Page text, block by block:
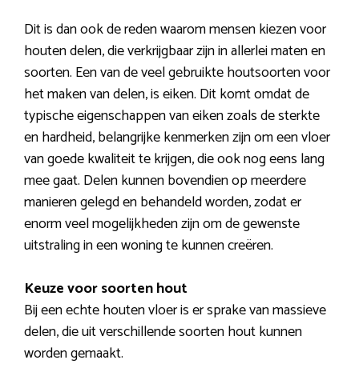
Dit is dan ook de reden waarom mensen kiezen voor
houten delen, die verkrijgbaar zijn in allerlei maten en
soorten. Een van de veel gebruikte houtsoorten voor
het maken van delen, is eiken. Dit komt omdat de
typische eigenschappen van eiken zoals de sterkte
en hardheid, belangrijke kenmerken zijn om een vloer
van goede kwaliteit te krijgen, die ook nog eens lang
mee gaat. Delen kunnen bovendien op meerdere
manieren gelegd en behandeld worden, zodat er
enorm veel mogelijkheden zijn om de gewenste
uitstraling in een woning te kunnen creëren.
Keuze voor soorten hout
Bij een echte houten vloer is er sprake van massieve
delen, die uit verschillende soorten hout kunnen
worden gemaakt.